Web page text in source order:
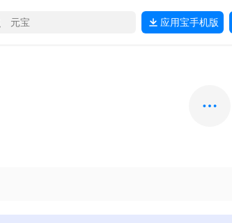
应用宝手机版